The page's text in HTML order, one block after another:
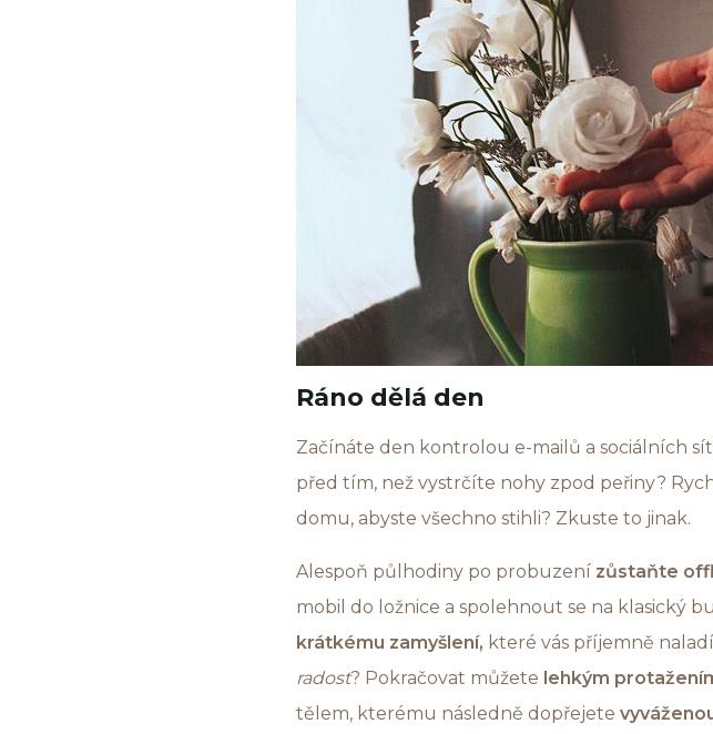
Ráno dělá den
Začínáte den kontrolou e-mailů a sociálních
před tím, než vystrčíte nohy zpod peřiny?
domu, abyste všechno stihli? Zkuste to jinak.
Alespoň půlhodiny po probuzení zůstaňte
mobil do ložnice a spolehnout se na klasický
krátkému zamyšlení, které vás příjemně
radost? Pokračovat můžete lehkým
tělem, kterému následně dopřejete